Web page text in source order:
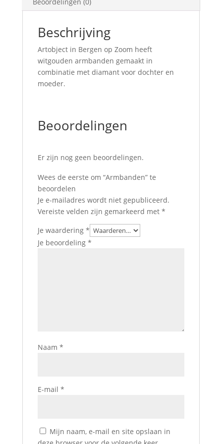
Beschrijving
Artobject in Bergen op Zoom heeft
witgouden armbanden gemaakt in
combinatie met diamant voor dochter en
moeder.
Beoordelingen
Er zijn nog geen beoordelingen.
Wees de eerste om “Armbanden” te
beoordelen
Je e-mailadres wordt niet gepubliceerd.
Vereiste velden zijn gemarkeerd met *
Je waardering *
Je beoordeling *
Naam *
E-mail *
Mijn naam, e-mail en site opslaan in